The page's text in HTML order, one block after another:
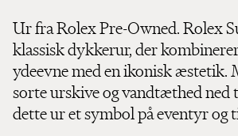
Ur fra Rolex Pre-Owned. Rolex
klassisk dykkerur, der
ydeevne med en ikonisk æstetik.
sorte urskive og vandtæthed ned
dette ur et symbol på eventyr og